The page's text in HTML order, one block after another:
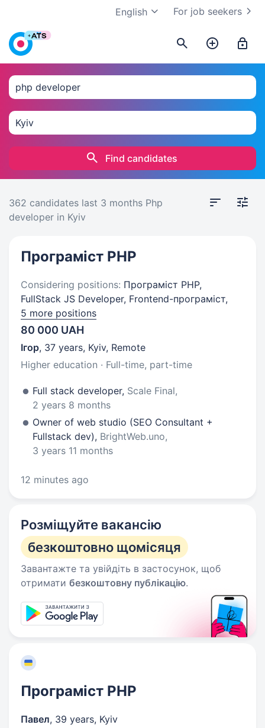
For job seekers
English
Find candidates
362 candidates last 3 months Php
developer in Kyiv
Програміст PHP
Considering positions: Програміст PHP,
FullStack JS Developer, Frontend-програміст,
5 more positions
80 000 UAH
Ігор, 37 years, Kyiv, Remote
Higher education · Full-time, part-time
Full stack developer, Scale Final,
2 years 8 months
Owner of web studio (SEO Consultant +
Fullstack dev), BrightWeb.uno,
3 years 11 months
12 minutes ago
Розміщуйте вакансію
безкоштовно щомісяця
Завантажте та увійдіть в застосунок, щоб
отримати безкоштовну публікацію.
Програміст PHP
Павел, 39 years, Kyiv